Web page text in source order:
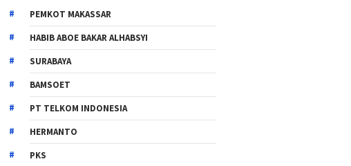
PEMKOT MAKASSAR
HABIB ABOE BAKAR ALHABSYI
SURABAYA
BAMSOET
PT TELKOM INDONESIA
HERMANTO
PKS